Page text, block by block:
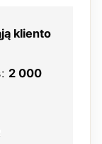
kliento
2 000